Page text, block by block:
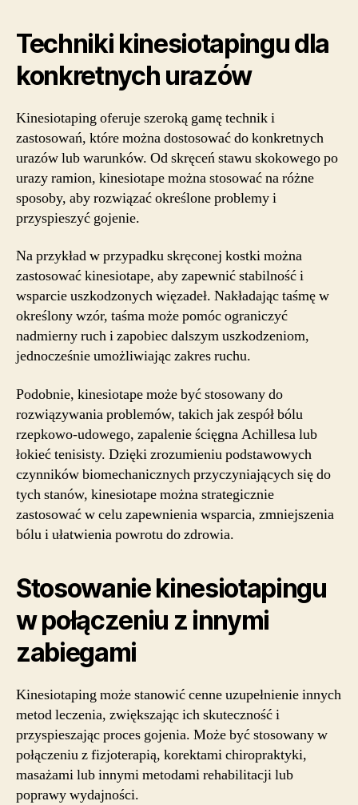
Techniki kinesiotapingu dla
konkretnych urazów
Kinesiotaping oferuje szeroką gamę technik i
zastosowań, które można dostosować do konkretnych
urazów lub warunków. Od skręceń stawu skokowego po
urazy ramion, kinesiotape można stosować na różne
sposoby, aby rozwiązać określone problemy i
przyspieszyć gojenie.
Na przykład w przypadku skręconej kostki można
zastosować kinesiotape, aby zapewnić stabilność i
wsparcie uszkodzonych więzadeł. Nakładając taśmę w
określony wzór, taśma może pomóc ograniczyć
nadmierny ruch i zapobiec dalszym uszkodzeniom,
jednocześnie umożliwiając zakres ruchu.
Podobnie, kinesiotape może być stosowany do
rozwiązywania problemów, takich jak zespół bólu
rzepkowo-udowego, zapalenie ścięgna Achillesa lub
łokieć tenisisty. Dzięki zrozumieniu podstawowych
czynników biomechanicznych przyczyniających się do
tych stanów, kinesiotape można strategicznie
zastosować w celu zapewnienia wsparcia, zmniejszenia
bólu i ułatwienia powrotu do zdrowia.
Stosowanie kinesiotapingu
w połączeniu z innymi
zabiegami
Kinesiotaping może stanowić cenne uzupełnienie innych
metod leczenia, zwiększając ich skuteczność i
przyspieszając proces gojenia. Może być stosowany w
połączeniu z fizjoterapią, korektami chiropraktyki,
masażami lub innymi metodami rehabilitacji lub
poprawy wydajności.